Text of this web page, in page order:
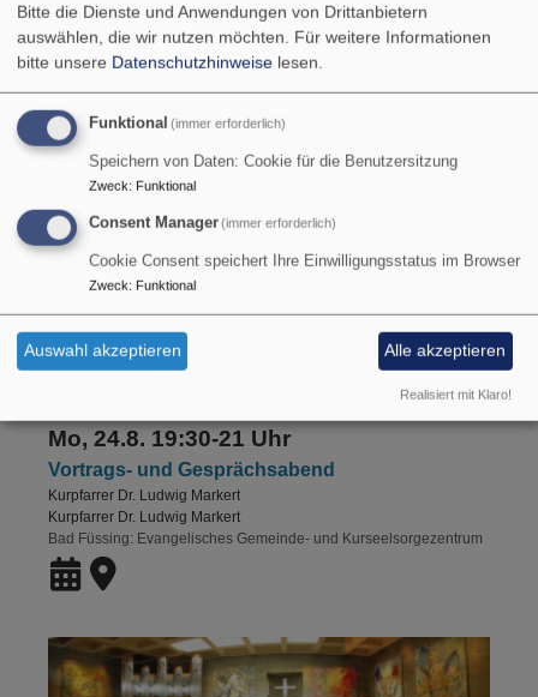
So, 23.8. 10 Uhr
Gottesdienst
Kurkantorin Marion Köhler (Orgel) und Kurpfarrer Dr. Ludwig
Markert
Kurpfarrer Dr. Ludwig Markert
Bad Füssing Evangelische Christuskirche
Mo, 24.8. 19:30-21 Uhr
Vortrags- und Gesprächsabend
Kurpfarrer Dr. Ludwig Markert
Kurpfarrer Dr. Ludwig Markert
Bad Füssing Evangelisches Gemeinde- und Kurseelsorgezentrum
Bitte die Dienste und Anwendungen von Drittanbietern
auswählen, die wir nutzen möchten. Für weitere Informationen
bitte unsere Datenschutzhinweise lesen.
Funktional (immer erforderlich)
Speichern von Daten: Cookie für die Benutzersitzung
Zweck: Funktional
Consent Manager(immer erforderlich)
Cookie Consent speichert Ihre Einwilligungsstatus im Browser
Zweck: Funktional
Auswahl akzeptieren Alle akzeptieren
Realisiert mit Klaro!